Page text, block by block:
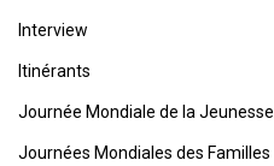
Interview
Itinérants
Journée Mondiale de la Jeunesse
Journées Mondiales des Familles